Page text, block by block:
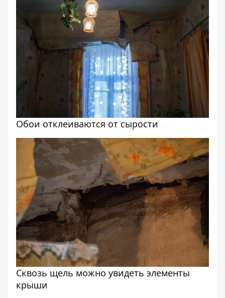
Обои отклеиваются от сырости
Сквозь щель можно увидеть элементы
крыши